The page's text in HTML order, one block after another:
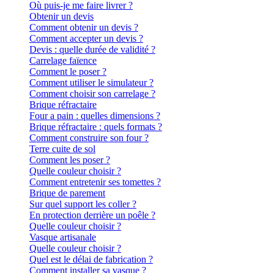
Où puis-je me faire livrer ?
Obtenir un devis
Comment obtenir un devis ?
Comment accepter un devis ?
Devis : quelle durée de validité ?
Carrelage faïence
Comment le poser ?
Comment utiliser le simulateur ?
Comment choisir son carrelage ?
Brique réfractaire
Four a pain : quelles dimensions ?
Brique réfractaire : quels formats ?
Comment construire son four ?
Terre cuite de sol
Comment les poser ?
Quelle couleur choisir ?
Comment entretenir ses tomettes ?
Brique de parement
Sur quel support les coller ?
En protection derrière un poêle ?
Quelle couleur choisir ?
Vasque artisanale
Quelle couleur choisir ?
Quel est le délai de fabrication ?
Comment installer sa vasque ?